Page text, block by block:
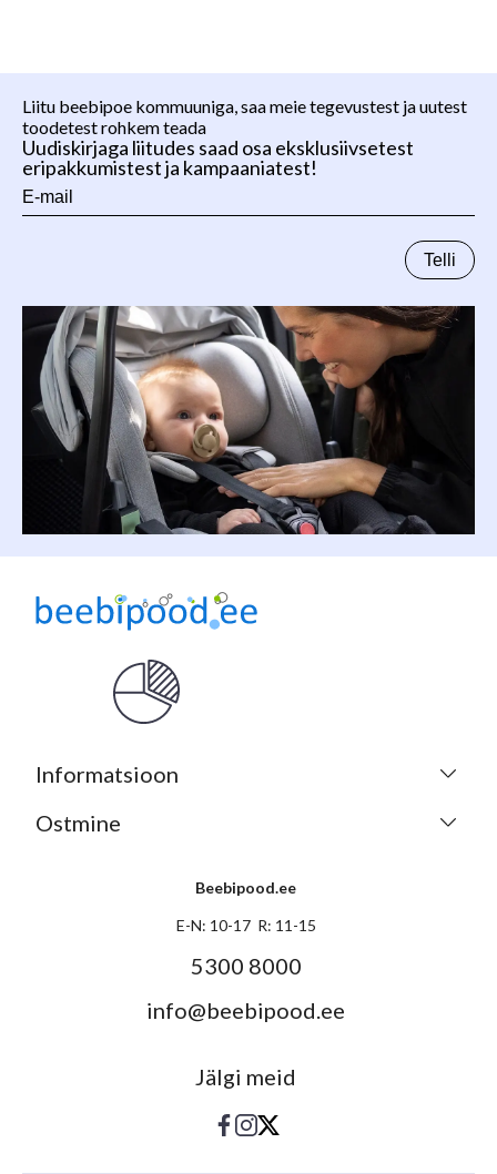
Liitu beebipoe kommuuniga, saa meie tegevustest ja uutest
toodetest rohkem teada
Uudiskirjaga liitudes saad osa eksklusiivsetest
eripakkumistest ja kampaaniatest!
E-
mail
Informatsioon
Ostmine
Beebipood.ee
E-N: 10-17 R: 11-15
5300 8000
info@beebipood.ee
Jälgi meid